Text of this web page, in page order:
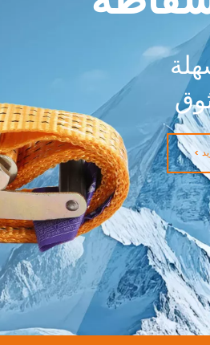
الرفع
قوة عالية